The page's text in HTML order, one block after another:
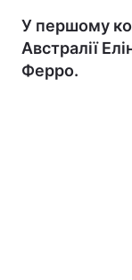
У першому
Австралії
Ферро.